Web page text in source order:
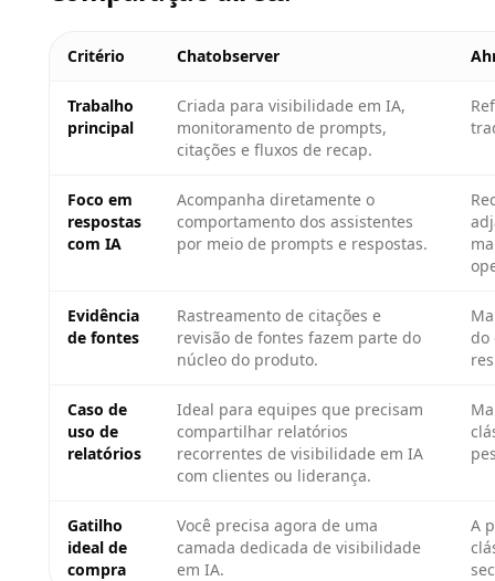
Critério Chatobserver
Trabalho
principal
Criada para visibilidade em IA,
monitoramento de prompts,
citações e fluxos de recap.
Foco em
respostas
com IA
Acompanha diretamente o
comportamento dos assistentes
por meio de prompts e respostas.
Evidência
de fontes
Rastreamento de citações e
revisão de fontes fazem parte do
núcleo do produto.
do
Caso de
uso de
relatórios
Ideal para equipes que precisam
compartilhar relatórios
recorrentes de visibilidade em IA
com clientes ou liderança.
Gatilho
ideal de
compra
Você precisa agora de uma
camada dedicada de visibilidade
em IA.
A